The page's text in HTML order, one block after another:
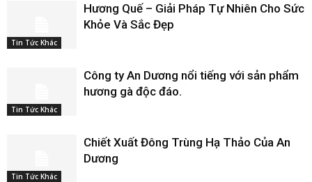
Tin Tức Khác
Hương Quế – Giải Pháp Tự Nhiên Cho Sức
Khỏe Và Sắc Đẹp
Tin Tức Khác
Công ty An Dương nổi tiếng với sản phẩm
hương gà độc đáo.
Tin Tức Khác
Chiết Xuất Đông Trùng Hạ Thảo Của An
Dương